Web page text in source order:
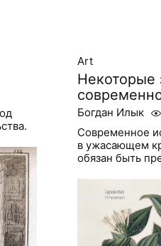
Art
Некоторые
Богдан Илык
Современное
в ужасающем
обязан быть